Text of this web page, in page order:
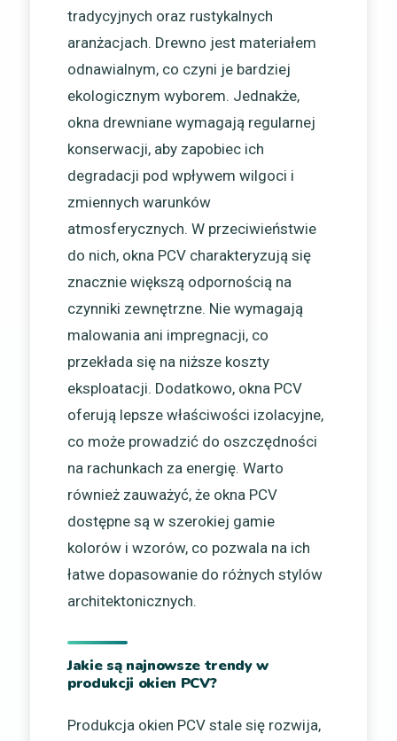
tradycyjnych oraz rustykalnych
aranżacjach. Drewno jest materiałem
odnawialnym, co czyni je bardziej
ekologicznym wyborem. Jednakże,
okna drewniane wymagają regularnej
konserwacji, aby zapobiec ich
degradacji pod wpływem wilgoci i
zmiennych warunków
atmosferycznych. W przeciwieństwie
do nich, okna PCV charakteryzują się
znacznie większą odpornością na
czynniki zewnętrzne. Nie wymagają
malowania ani impregnacji, co
przekłada się na niższe koszty
eksploatacji. Dodatkowo, okna PCV
oferują lepsze właściwości izolacyjne,
co może prowadzić do oszczędności
na rachunkach za energię. Warto
również zauważyć, że okna PCV
dostępne są w szerokiej gamie
kolorów i wzorów, co pozwala na ich
łatwe dopasowanie do różnych stylów
architektonicznych.
Jakie są najnowsze trendy w
produkcji okien PCV?
Produkcja okien PCV stale się rozwija,